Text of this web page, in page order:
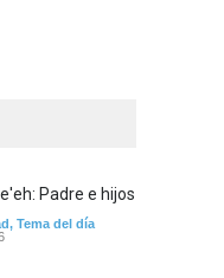
Padre e hijos
, Tema del día